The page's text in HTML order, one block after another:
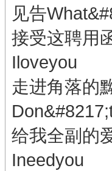
见告
接受这聘用
Iloveyou
走进角落的
给我全副的
Ineedyou